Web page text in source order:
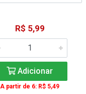
R$ 5,99
Adicionar
A partir de 6: R$ 5,49